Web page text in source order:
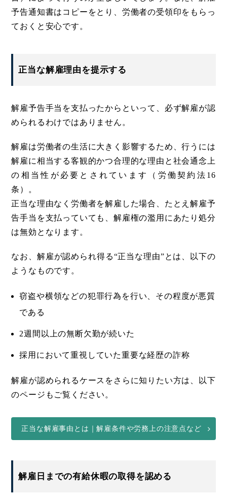
予告通知書はコピーをとり、労働者の受領印をもらっ
ておくと安心です。
正当な解雇理由を提示する
解雇予告手当を支払ったからといって、必ず解雇が認
められるわけではありません。
解雇は労働者の生活に大きく影響するため、行うには
解雇に相当する客観的かつ合理的な理由と社会通念上
の相当性が必要とされています（労働契約法16
条）。
正当な理由なく労働者を解雇した場合、たとえ解雇予
告手当を支払っていても、解雇権の濫用にあたり処分
は無効となります。
なお、解雇が認められ得る“正当な理由”とは、以下の
ようなものです。
窃盗や横領などの犯罪行為を行い、その程度が悪質
である
2週間以上の無断欠勤が続いた
採用において重視していた重要な経歴の詐称
解雇が認められるケースをさらに知りたい方は、以下
のページもご覧ください。
正当な解雇事由とは｜解雇条件や労務上の注意点など
解雇日までの有給休暇の取得を認める